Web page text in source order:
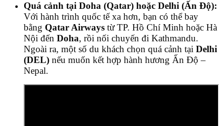
Quá cảnh tại Doha (Qatar) hoặc Delhi (Ấn Độ):
Với hành trình quốc tế xa hơn, bạn có thể bay
bằng Qatar Airways từ TP. Hồ Chí Minh hoặc Hà
Nội đến Doha, rồi nối chuyến đi Kathmandu.
Ngoài ra, một số du khách chọn quá cảnh tại Delhi
(DEL) nếu muốn kết hợp hành hương Ấn Độ –
Nepal.